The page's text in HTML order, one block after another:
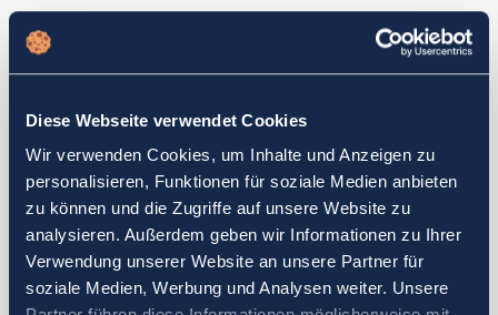
Diese Webseite verwendet Cookies
Wir verwenden Cookies, um Inhalte und Anzeigen zu
personalisieren, Funktionen für soziale Medien anbieten
zu können und die Zugriffe auf unsere Website zu
analysieren. Außerdem geben wir Informationen zu Ihrer
Verwendung unserer Website an unsere Partner für
soziale Medien, Werbung und Analysen weiter. Unsere